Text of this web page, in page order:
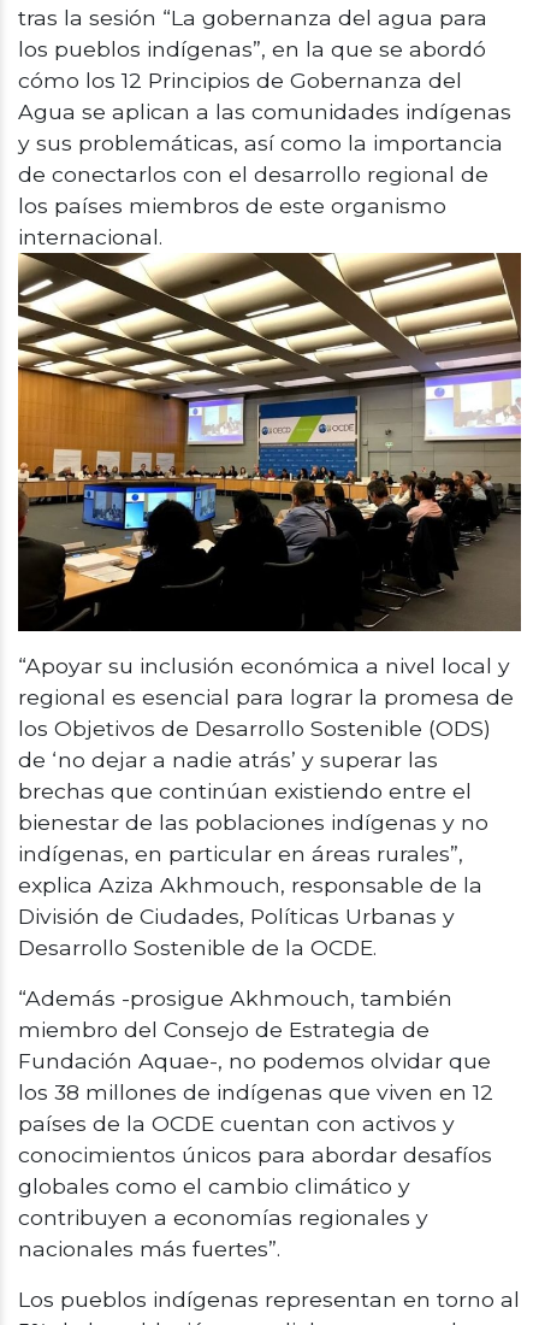
tras la sesión “La gobernanza del agua para
los pueblos indígenas”, en la que se abordó
cómo los 12 Principios de Gobernanza del
Agua se aplican a las comunidades indígenas
y sus problemáticas, así como la importancia
de conectarlos con el desarrollo regional de
los países miembros de este organismo
internacional.
“Apoyar su inclusión económica a nivel local y
regional es esencial para lograr la promesa de
los Objetivos de Desarrollo Sostenible (ODS)
de ‘no dejar a nadie atrás’ y superar las
brechas que continúan existiendo entre el
bienestar de las poblaciones indígenas y no
indígenas, en particular en áreas rurales”,
explica Aziza Akhmouch, responsable de la
División de Ciudades, Políticas Urbanas y
Desarrollo Sostenible de la OCDE.
“Además -prosigue Akhmouch, también
miembro del Consejo de Estrategia de
Fundación Aquae-, no podemos olvidar que
los 38 millones de indígenas que viven en 12
países de la OCDE cuentan con activos y
conocimientos únicos para abordar desafíos
globales como el cambio climático y
contribuyen a economías regionales y
nacionales más fuertes”.
Los pueblos indígenas representan en torno al